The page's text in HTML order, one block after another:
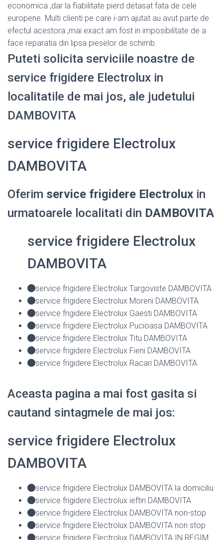
economica ,dar la fiabilitate pierd detasat fata de cele
europene. Multi clienti pe care i-am ajutat au avut parte de
efectul acestora ,mai exact am fost in imposibilitate de a
face reparatia din lipsa pieselor de schimb.
Puteti solicita serviciile noastre de
service frigidere Electrolux in
localitatile de mai jos, ale judetului
DAMBOVITA
service frigidere Electrolux
DAMBOVITA
Oferim service frigidere Electrolux in
urmatoarele localitati din DAMBOVITA
service frigidere Electrolux
DAMBOVITA
service frigidere Electrolux Targoviste DAMBOVITA
service frigidere Electrolux Moreni DAMBOVITA
service frigidere Electrolux Gaesti DAMBOVITA
service frigidere Electrolux Pucioasa DAMBOVITA
service frigidere Electrolux Titu DAMBOVITA
service frigidere Electrolux Fieni DAMBOVITA
service frigidere Electrolux Racari DAMBOVITA
Aceasta pagina a mai fost gasita si
cautand sintagmele de mai jos:
service frigidere Electrolux
DAMBOVITA
service frigidere Electrolux DAMBOVITA la domiciliu
service frigidere Electrolux ieftin DAMBOVITA
service frigidere Electrolux DAMBOVITA non-stop
service frigidere Electrolux DAMBOVITA non stop
service frigidere Electrolux DAMBOVITA IN REGIM